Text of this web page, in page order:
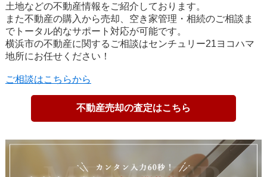
土地などの不動産情報をご紹介しております。
また不動産の購入から売却、空き家管理・相続のご相談ま
でトータル的なサポート対応が可能です。
横浜市の不動産に関するご相談はセンチュリー21ヨコハマ
地所にお任せください！
ご相談はこちらから
不動産売却の査定はこちら